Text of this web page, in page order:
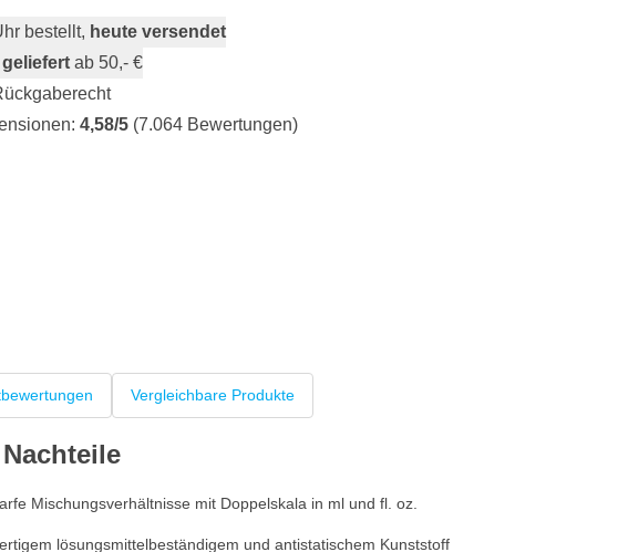
bestellt, heute versendet
ab 50,- €
4,58/5 (7.064 Bewertungen)
Vergleichbare Produkte
Mischungsverhältnisse mit Doppelskala in ml und fl. oz.
lösungsmittelbeständigem und antistatischem Kunststoff